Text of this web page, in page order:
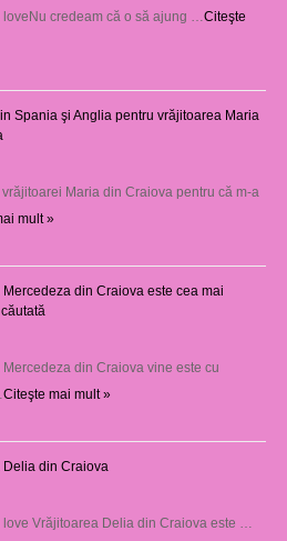
loveNu credeam că o să ajung …Citeşte
Spania şi Anglia pentru vrăjitoarea Maria
vrăjitoarei Maria din Craiova pentru că m-a
mult »
din Craiova este cea mai
din Craiova vine este cu
Citeşte mai mult »
Delia din Craiova
love Vrăjitoarea Delia din Craiova este …